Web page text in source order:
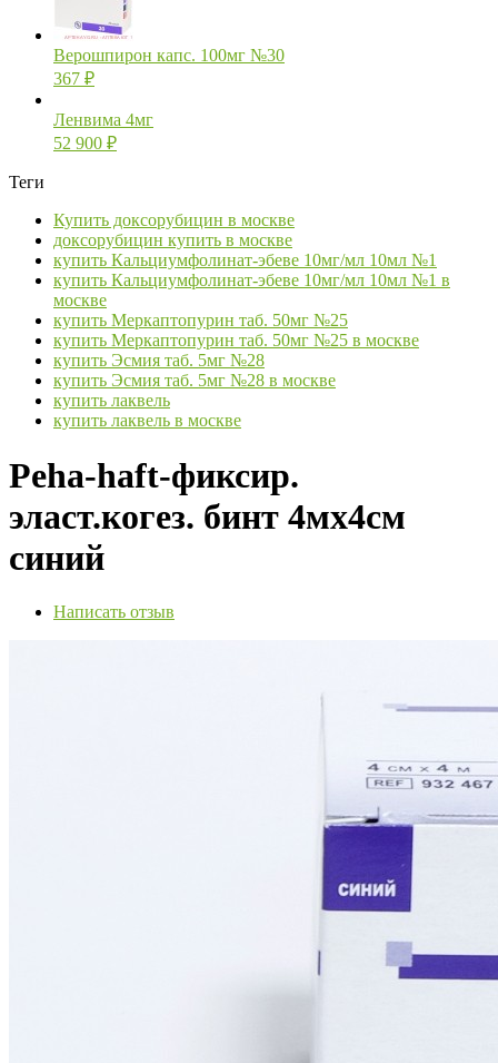
Верошпирон капс. 100мг №30
367 ₽
Ленвима 4мг
52 900 ₽
Теги
Купить доксорубицин в москве
доксорубицин купить в москве
купить Кальциумфолинат-эбеве 10мг/мл 10мл №1
купить Кальциумфолинат-эбеве 10мг/мл 10мл №1 в
москве
купить Меркаптопурин таб. 50мг №25
купить Меркаптопурин таб. 50мг №25 в москве
купить Эсмия таб. 5мг №28
купить Эсмия таб. 5мг №28 в москве
купить лаквель
купить лаквель в москве
Peha-haft-фиксир.
эласт.когез. бинт 4мх4см
синий
Написать отзыв